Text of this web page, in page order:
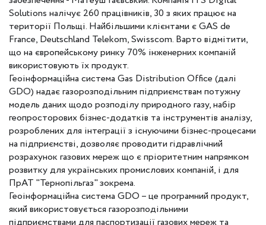
Solutions налічує 260 працівників, 30 з яких працює на
території Польщі. Найбільшими клієнтами є GAS de
France, Deutschland Telekom, Swisscom. Варто відмітити,
що на європейському ринку 70% інженерних компаній
використовують їх продукт.
Геоінформаційна система Gas Distribution Office (далі
GDO) надає газорозподільним підприємствам потужну
модель даних щодо розподілу природного газу, набір
геопросторових бізнес-додатків та інструментів аналізу,
розроблених для інтеграції з існуючими бізнес-процесами
на підприємстві, дозволяє проводити гідравлічний
розрахунок газових мереж що є пріоритетним напрямком
розвитку для українських промислових компаній, і для
ПрАТ "Тернопільгаз" зокрема.
Геоінформаційна система GDO – це програмний продукт,
який використовується газорозподільними